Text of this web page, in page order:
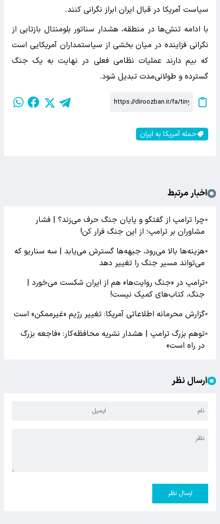
سیاست آمریکا در قبال ایران ابراز نگرانی کنند.
با ادامه تنش‌ها در منطقه، هشدار سناتور بلومنتال بازتابی از
نگرانی فزاینده در میان بخشی از سیاستمداران آمریکایی است
که بیم دارند عملیات نظامی فعلی در نهایت به یک جنگ
گسترده و طولانی‌مدت تبدیل شود.
حمله آمریکا به ایران
اخبار مرتبط
●چرا ترامپ از گفتگو و پایان جنگ حرف می‌زند؟ | فشار
مشاوران بر ترامپ؛ از این جنگ فرار کن!
●هزینه‌ها بالا می‌رود، جبهه‌ها گسترش می‌یابد | سه سناریو که
می‌تواند مسیر جنگ را تغییر دهد
●ترامپ در «جنگ روایت‌ها» هم از ایران شکست می‌خورد |
جنگ، کتاب‌های کمیک نیست!
●گزارش محرمانه اطلاعاتی آمریکا: تغییر رژیم «غیرممکن» است
●توهم بزرگ ترامپ | هشدار نشریه محافظه‌کار: «فاجعه بزرگ
در راه است»
ارسال نظر
ارسال نظر